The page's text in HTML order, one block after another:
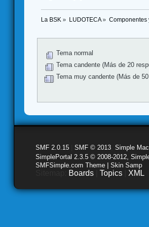
La BSK » LUDOTECA» Componentes
Tema normal
Tema candente (Más de 20
Tema muy candente (Más de
SMF 2.0.15 SMF © 2013 Simple
SimplePortal 2.3.5 © 2008-2012,
SMFSimple.com Theme | Skin Samp
Boards Topics XML